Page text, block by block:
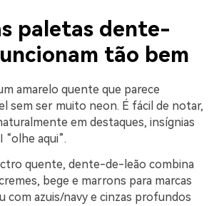
paletas dente-
tão bem
amarelo quente que parece
sem ser muito neon. É fácil de notar,
em destaques, insígnias
aqui”.
quente, dente-de-leão combina
bege e marrons para marcas
com azuis/navy e cinzas profundos